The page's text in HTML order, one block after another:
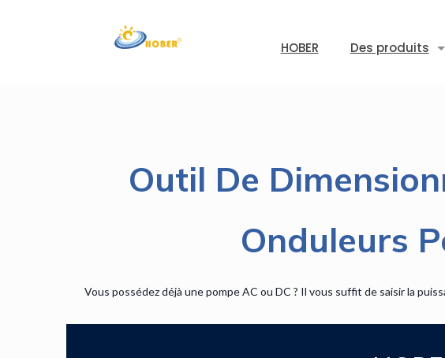
HOBER Des produits
Outil De
Onduleurs
Vous possédez déjà une pompe AC ou DC ? Il vous suffit de saisir la